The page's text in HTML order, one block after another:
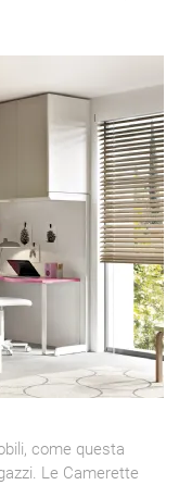
come questa
Le Camerette